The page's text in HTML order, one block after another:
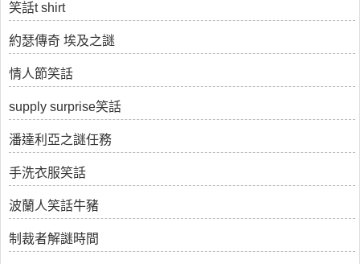
笑話t shirt
約瑟傳奇 埃及之謎
情人節笑話
supply surprise笑話
潘達利亞之謎任務
手洗衣服笑話
波蘭人笑話牛豬
制裁者解謎時間